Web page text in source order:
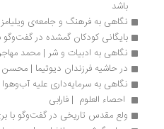
نگاهی به فرهنگ و جامعه‌ی ویلیامز |
بایگانی کودکان گمشده در گفت‌وگو با ویدا
نگاهی به ادبیات و شر | محمد مهاجری
در حاشیه فرزندان دیوتیما | محسن آزموده
نگاهی به سرمایه‌داری علیه آب‌وهوا | علی
احصاء العلوم  | فارابی
ولع مقدس تاریخی در گفت‌وگو با بری